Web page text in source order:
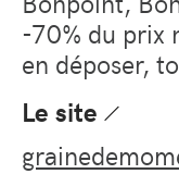
-70% du prix
en déposer,
Le site